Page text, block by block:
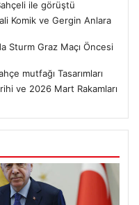
ile görüştü
Komik ve Gergin Anlara
Sturm Graz Maçı Öncesi
mutfağı Tasarımları
ve 2026 Mart Rakamları